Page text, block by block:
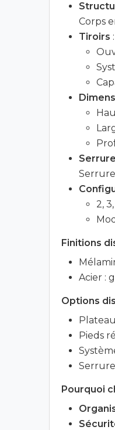
Corps
Tiroirs :
Serrure
2,
Finitions
Acier :
Options
Pieds
Pourquoi